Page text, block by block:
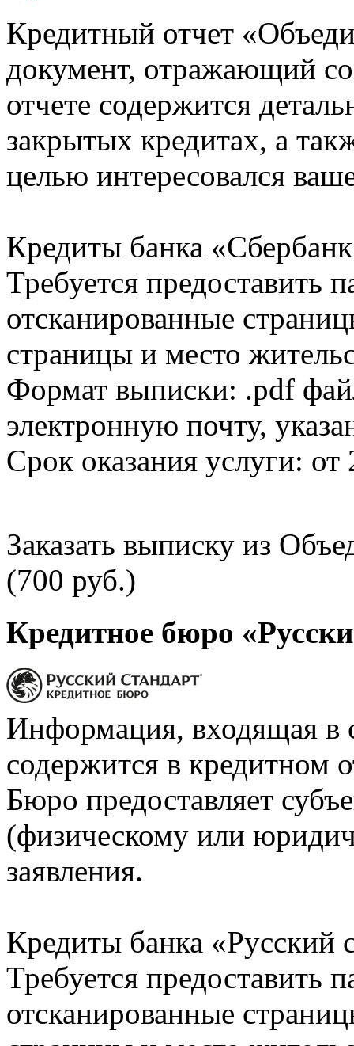
Кредитный отчет
документ, отражающий
отчете содержится
закрытых кредитах, а
целью интересовался
Кредиты банка
Требуется предоставить
отсканированные
страницы и место
Формат выписки: .pdf
электронную почту,
Срок оказания услуги: от
Заказать выписку из
(700 руб.)
Кредитное бюро
Информация, входящая в
содержится в кредитном
Бюро предоставляет
(физическому или
заявления.
Кредиты банка «Русский
Требуется предоставить
отсканированные